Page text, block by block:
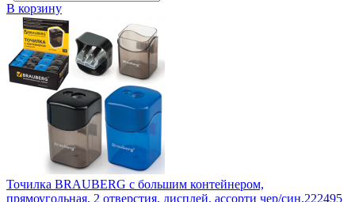
В корзину
Точилка BRAUBERG с большим контейнером,
прямоугольная, 2 отверстия, дисплей, ассорти чер/син,222495